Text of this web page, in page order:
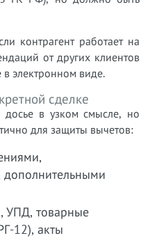
контрагент работает на
от других клиентов
электронном виде.
сделке
досье в узком смысле, но
для защиты вычетов:
УПД, товарные
12), акты